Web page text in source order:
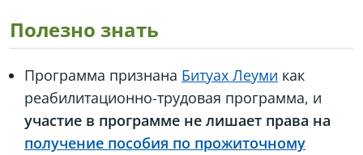
Полезно знать
Программа признана Битуах Леуми как
реабилитационно-трудовая программа, и
участие в программе не лишает права на
получение пособия по прожиточному